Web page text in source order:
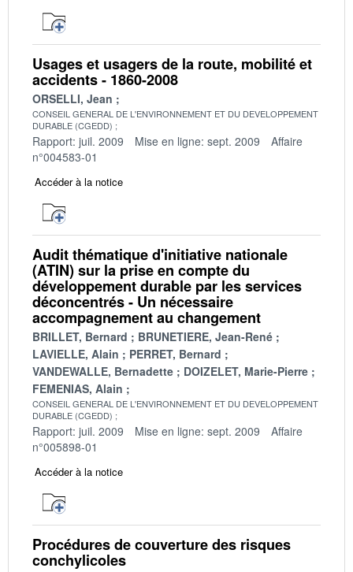
Usages et usagers de la route, mobilité et
accidents - 1860-2008
ORSELLI, Jean
CONSEIL GENERAL DE L'ENVIRONNEMENT ET DU DEVELOPPEMENT
DURABLE (CGEDD)
Rapport: juil. 2009 Mise en ligne: sept. 2009
Affaire
n°004583-01
Accéder à la notice
Audit thématique d'initiative nationale
(ATIN) sur la prise en compte du
développement durable par les services
déconcentrés - Un nécessaire
accompagnement au changement
BRILLET, Bernard
BRUNETIERE, Jean-René
LAVIELLE, Alain
PERRET, Bernard
VANDEWALLE, Bernadette
DOIZELET, Marie-Pierre
FEMENIAS, Alain
CONSEIL GENERAL DE L'ENVIRONNEMENT ET DU DEVELOPPEMENT
DURABLE (CGEDD)
Rapport: juil. 2009 Mise en ligne: sept. 2009
Affaire
n°005898-01
Accéder à la notice
Procédures de couverture des risques
conchylicoles